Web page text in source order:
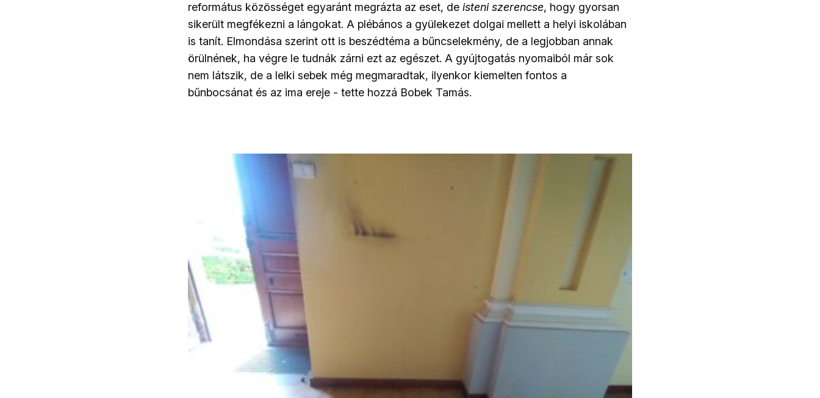
református közösséget egyaránt megrázta az eset, de isteni szerencse, hogy gyorsan
sikerült megfékezni a lángokat. A plébános a gyülekezet dolgai mellett a helyi iskolában
is tanít. Elmondása szerint ott is beszédtéma a bűncselekmény, de a legjobban annak
örülnének, ha végre le tudnák zárni ezt az egészet. A gyújtogatás nyomaiból már sok
nem látszik, de a lelki sebek még megmaradtak, ilyenkor kiemelten fontos a
bűnbocsánat és az ima ereje - tette hozzá Bobek Tamás.